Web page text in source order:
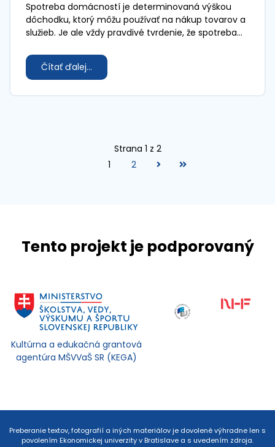
Spotreba domácností je determinovaná výškou
dôchodku, ktorý môžu používať na nákup tovarov a
služieb. Je ale vždy pravdivé tvrdenie, že spotreba
Čítať ďalej...
Strana 1 z 2
1
2
Tento projekt je podporovaný
Kultúrna a edukačná grantová
agentúra MŠVVaŠ SR (KEGA)
Preberanie textov, fotografií a iných materiálov je dovolené výhradne len s
povolením Ekonomickej univerzity v Bratislave a s uvedením zdroja.